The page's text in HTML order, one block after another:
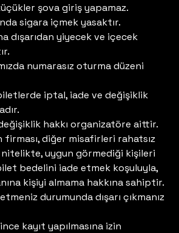
şova giriş yapamaz.
sigara içmek yasaktır.
dışarıdan yiyecek ve içecek
numarasız oturma düzeni
iptal, iade ve değişiklik
hakkı organizatöre aittir.
firması, diğer misafirleri rahatsız
uygun görmediği kişileri
bedelini iade etmek koşuluyla,
kişiyi almama hakkına sahiptir.
durumunda dışarı çıkmanız
kayıt yapılmasına izin